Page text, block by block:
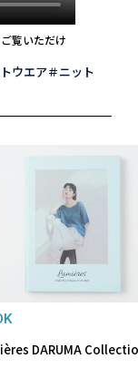
覧いただけ
ウエア
ニット
DARUMA